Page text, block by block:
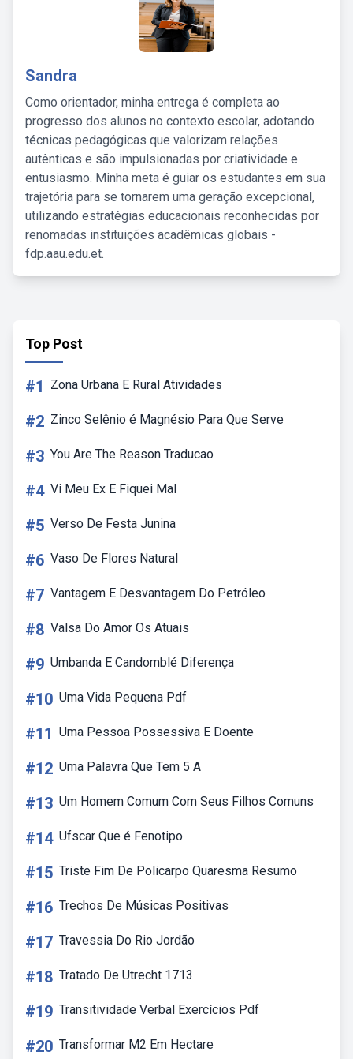
Sandra
Como orientador, minha entrega é completa ao
progresso dos alunos no contexto escolar, adotando
técnicas pedagógicas que valorizam relações
autênticas e são impulsionadas por criatividade e
entusiasmo. Minha meta é guiar os estudantes em sua
trajetória para se tornarem uma geração excepcional,
utilizando estratégias educacionais reconhecidas por
renomadas instituições acadêmicas globais -
fdp.aau.edu.et.
Top Post
#1 Zona Urbana E Rural Atividades
#2 Zinco Selênio é Magnésio Para Que Serve
#3 You Are The Reason Traducao
#4 Vi Meu Ex E Fiquei Mal
#5 Verso De Festa Junina
#6 Vaso De Flores Natural
#7 Vantagem E Desvantagem Do Petróleo
#8 Valsa Do Amor Os Atuais
#9 Umbanda E Candomblé Diferença
#10 Uma Vida Pequena Pdf
#11 Uma Pessoa Possessiva E Doente
#12 Uma Palavra Que Tem 5 A
#13 Um Homem Comum Com Seus Filhos Comuns
#14 Ufscar Que é Fenotipo
#15 Triste Fim De Policarpo Quaresma Resumo
#16 Trechos De Músicas Positivas
#17 Travessia Do Rio Jordão
#18 Tratado De Utrecht 1713
#19 Transitividade Verbal Exercícios Pdf
#20 Transformar M2 Em Hectare